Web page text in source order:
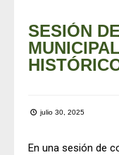
SESIÓN
julio 30, 2025
En una sesión de